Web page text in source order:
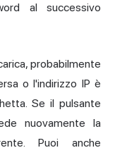
al successivo
probabilmente
o l'indirizzo IP è
Se il pulsante
nuovamente la
Puoi anche